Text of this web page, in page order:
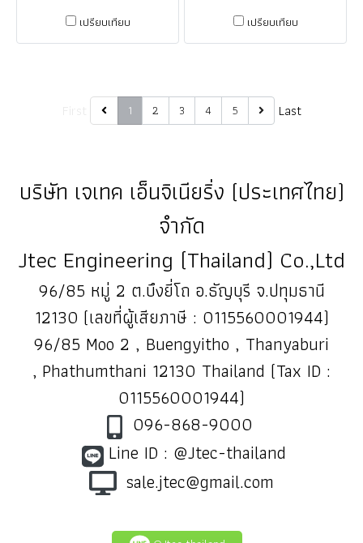
เปรียบเทียบ
เปรียบเทียบ
1 2 3 4 5 Last
บริษัท เจเทค เอ็นจิเนียริ่ง (ประเทศไทย)
จำกัด
Jtec Engineering (Thailand) Co.,Ltd
96/85 หมู่ 2 ต.บึงยี่โถ อ.ธัญบุรี จ.ปทุมธานี
12130 (เลขที่ผู้เสียภาษี : 0115560001944)
96/85 Moo 2 , Buengyitho , Thanyaburi
, Phathumthani 12130 Thailand (Tax ID :
0115560001944)
096-868-9000
Line ID : @Jtec-thailand
sale.jtec@gmail.com